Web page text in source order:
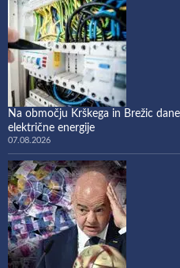
Na območju Krškega in Brežic
električne energije
07.08.2026